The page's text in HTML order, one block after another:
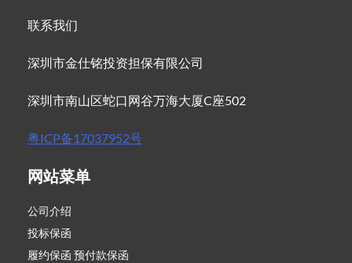
联系我们
深圳市金仕铭投资担保有限公司
深圳市南山区蛇口网谷万海大厦C座502
粤ICP备17037952号
网站菜单
公司介绍
投标保函
履约保函 预付款保函